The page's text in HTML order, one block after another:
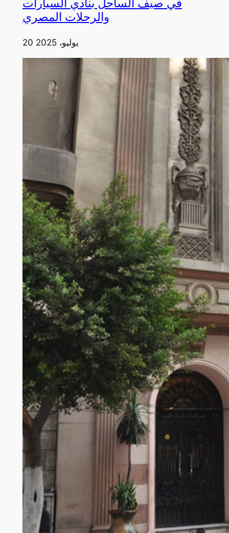
في صيف الساحل بنادي السيارات
والرحلات المصري
20 يوليو، 2025